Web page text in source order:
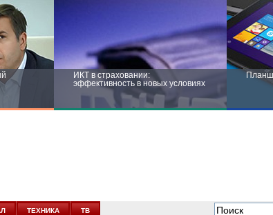
ИКТ в страховании:
эффективность в новых условиях
новых условиях
ТЕХНИКА ТВ